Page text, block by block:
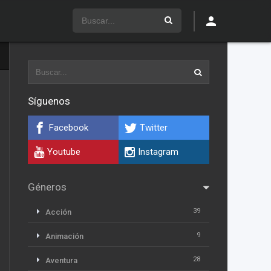
Síguenos
Facebook Twitter
Youtube Instagram
Géneros
Acción 39
Animación 9
Aventura 28